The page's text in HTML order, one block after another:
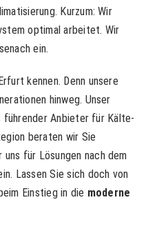
Kurzum: Wir
optimal arbeitet. Wir
ein.
kennen. Denn unsere
hinweg. Unser
führender Anbieter für Kälte-
beraten wir Sie
für Lösungen nach dem
Lassen Sie sich doch von
Einstieg in die moderne